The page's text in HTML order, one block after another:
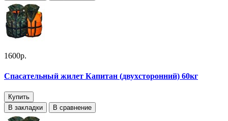
1600р.
Спасательный жилет Капитан (двухсторонний) 60кг
Купить
В закладки
В сравнение